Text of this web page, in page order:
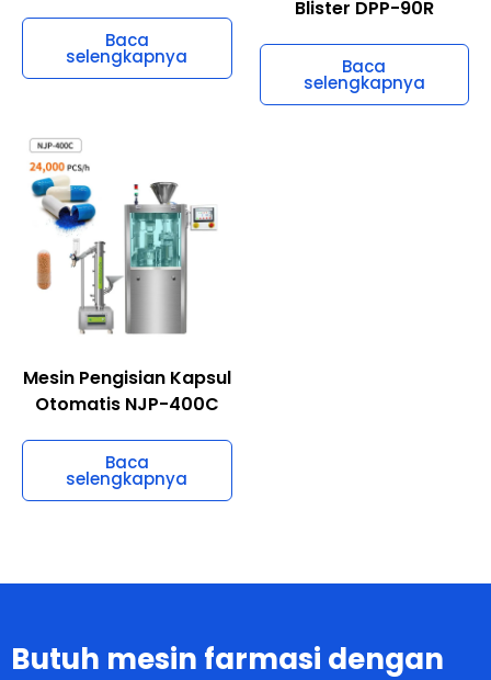
Baca
selengkapnya
Blister DPP-90R
Baca
selengkapnya
Mesin Pengisian Kapsul
Otomatis NJP-400C
Baca
selengkapnya
Butuh mesin farmasi dengan